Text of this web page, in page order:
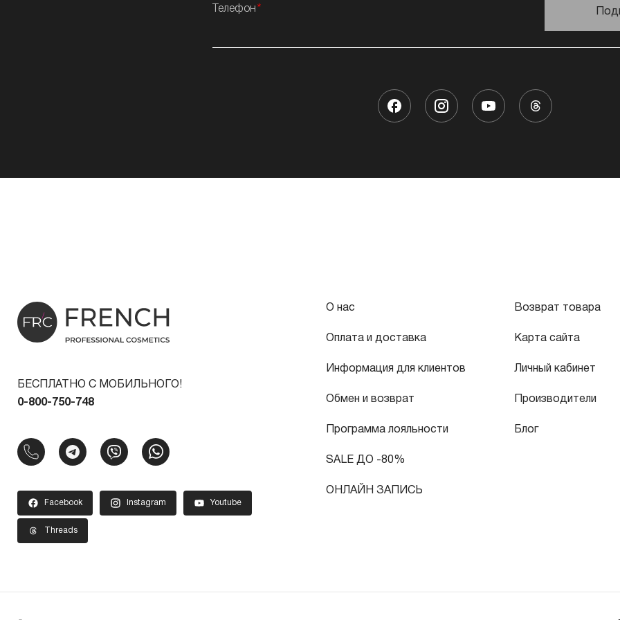
Телефон
БЕСПЛАТНО С МОБИЛЬНОГО!
0-800-750-748
Facebook Instagram Youtube
Threads
О нас
Оплата и доставка
Информация для клиентов
Обмен и возврат
Программа лояльности
SALE ДО -80%
ОНЛАЙН ЗАПИСЬ
Возврат товара
Карта сайта
Личный кабинет
Производители
Блог